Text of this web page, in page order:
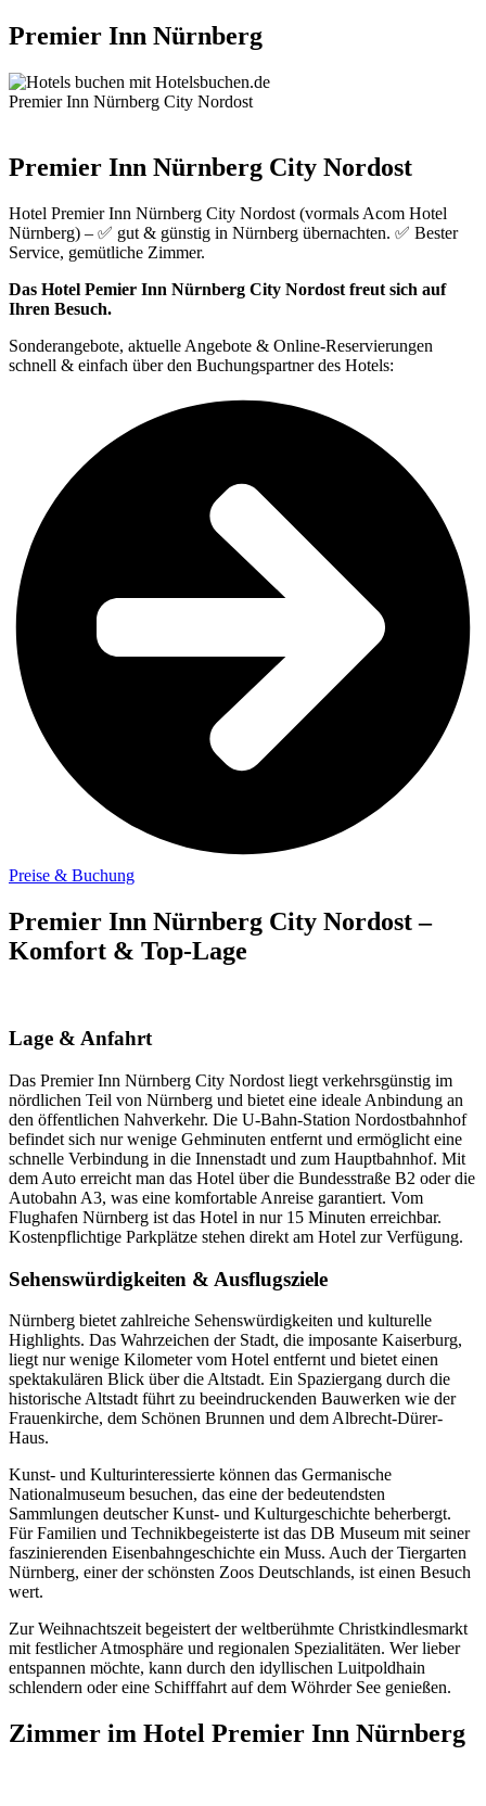
Premier Inn Nürnberg
Premier Inn Nürnberg City Nordost
Premier Inn Nürnberg City Nordost
Hotel Premier Inn Nürnberg City Nordost (vormals Acom Hotel
Nürnberg) – ✅ gut & günstig in Nürnberg übernachten. ✅ Bester
Service, gemütliche Zimmer.
Das Hotel Pemier Inn Nürnberg City Nordost freut sich auf
Ihren Besuch.
Sonderangebote, aktuelle Angebote & Online-Reservierungen
schnell & einfach über den Buchungspartner des Hotels:
Preise & Buchung
Premier Inn Nürnberg City Nordost –
Komfort & Top-Lage
Lage & Anfahrt
Das Premier Inn Nürnberg City Nordost liegt verkehrsgünstig im
nördlichen Teil von Nürnberg und bietet eine ideale Anbindung an
den öffentlichen Nahverkehr. Die U-Bahn-Station Nordostbahnhof
befindet sich nur wenige Gehminuten entfernt und ermöglicht eine
schnelle Verbindung in die Innenstadt und zum Hauptbahnhof. Mit
dem Auto erreicht man das Hotel über die Bundesstraße B2 oder die
Autobahn A3, was eine komfortable Anreise garantiert. Vom
Flughafen Nürnberg ist das Hotel in nur 15 Minuten erreichbar.
Kostenpflichtige Parkplätze stehen direkt am Hotel zur Verfügung.
Sehenswürdigkeiten & Ausflugsziele
Nürnberg bietet zahlreiche Sehenswürdigkeiten und kulturelle
Highlights. Das Wahrzeichen der Stadt, die imposante Kaiserburg,
liegt nur wenige Kilometer vom Hotel entfernt und bietet einen
spektakulären Blick über die Altstadt. Ein Spaziergang durch die
historische Altstadt führt zu beeindruckenden Bauwerken wie der
Frauenkirche, dem Schönen Brunnen und dem Albrecht-Dürer-
Haus.
Kunst- und Kulturinteressierte können das Germanische
Nationalmuseum besuchen, das eine der bedeutendsten
Sammlungen deutscher Kunst- und Kulturgeschichte beherbergt.
Für Familien und Technikbegeisterte ist das DB Museum mit seiner
faszinierenden Eisenbahngeschichte ein Muss. Auch der Tiergarten
Nürnberg, einer der schönsten Zoos Deutschlands, ist einen Besuch
wert.
Zur Weihnachtszeit begeistert der weltberühmte Christkindlesmarkt
mit festlicher Atmosphäre und regionalen Spezialitäten. Wer lieber
entspannen möchte, kann durch den idyllischen Luitpoldhain
schlendern oder eine Schifffahrt auf dem Wöhrder See genießen.
Zimmer im Hotel Premier Inn Nürnberg